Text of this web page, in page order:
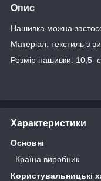
Опис
Нашивка можна
Матеріал: текстиль з
Розмір нашивки: 10,5
Характеристики
Основні
Країна виробник
Користувальницькі